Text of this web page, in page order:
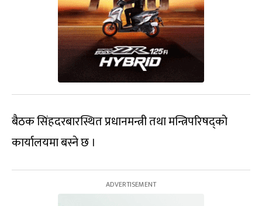
बैठक सिंहदरबारस्थित प्रधानमन्त्री तथा मन्त्रिपरिषद्को
कार्यालयमा बस्ने छ ।